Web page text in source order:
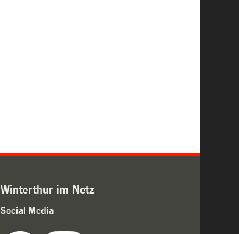
Winterthur im Netz
Social Media